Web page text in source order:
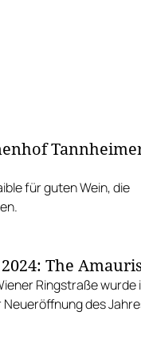
für guten Wein, die
The Amauris
Ringstraße wurde
des